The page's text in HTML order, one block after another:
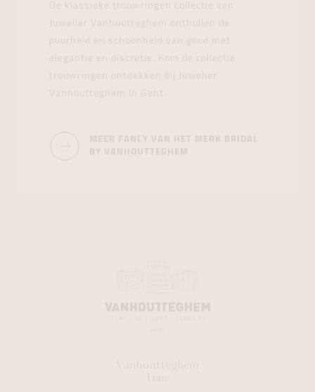
De klassieke trouwringen collectie van
Juwelier Vanhoutteghem onthullen de
puurheid en schoonheid van goud met
elegantie en discretie. Kom de collectie
trouwringen ontdekken bij Juwelier
Vanhoutteghem in Gent.
MEER FANCY VAN HET MERK BRIDAL
BY VANHOUTTEGHEM
Vanhoutteghem
Time